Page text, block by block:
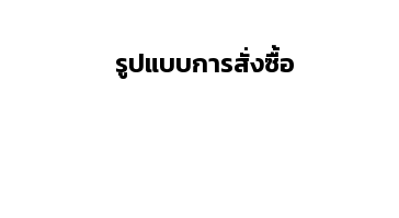
รูปแบบการสั่งซื้อ